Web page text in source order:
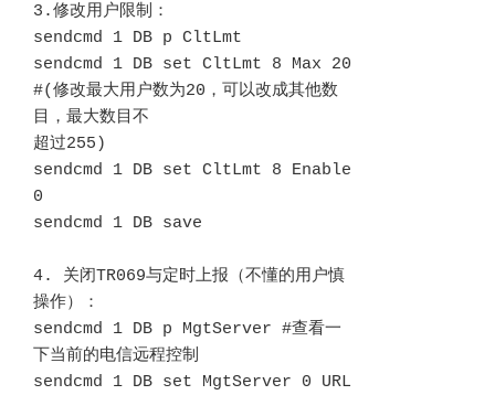
3.修改用户限制：
sendcmd 1 DB p CltLmt
sendcmd 1 DB set CltLmt 8 Max 20
#(修改最大用户数为20，可以改成其他数
目，最大数目不
超过255)
sendcmd 1 DB set CltLmt 8 Enable
0
sendcmd 1 DB save
4. 关闭TR069与定时上报（不懂的用户慎
操作）：
sendcmd 1 DB p MgtServer #查看一
下当前的电信远程控制
sendcmd 1 DB set MgtServer 0 URL